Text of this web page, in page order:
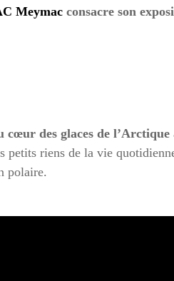
Meymac consacre son
cœur des glaces de l’Arctique
petits riens de la vie
polaire.